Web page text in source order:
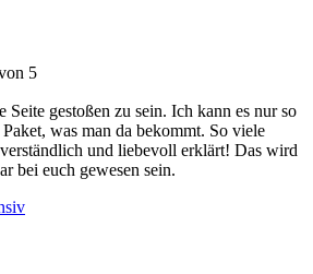
5
Seite gestoßen zu sein. Ich kann es nur so
was man da bekommt. So viele
und liebevoll erklärt! Das wird
bei euch gewesen sein.